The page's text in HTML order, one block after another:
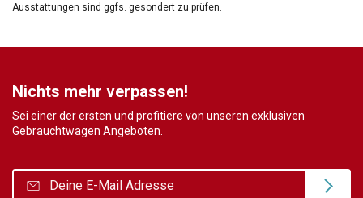
Ausstattungen sind ggfs. gesondert zu prüfen.
Nichts mehr verpassen!
Sei einer der ersten und profitiere von unseren exklusiven
Gebrauchtwagen Angeboten.